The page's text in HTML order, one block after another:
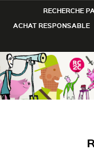
RECHERCHE
ACHAT RESPONSABLE